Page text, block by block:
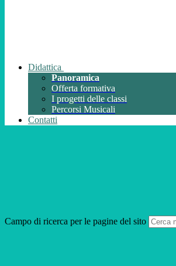
Didattica
Panoramica
Offerta formativa
I progetti delle classi
Percorsi Musicali
Contatti
Campo di ricerca per le pagine del sito